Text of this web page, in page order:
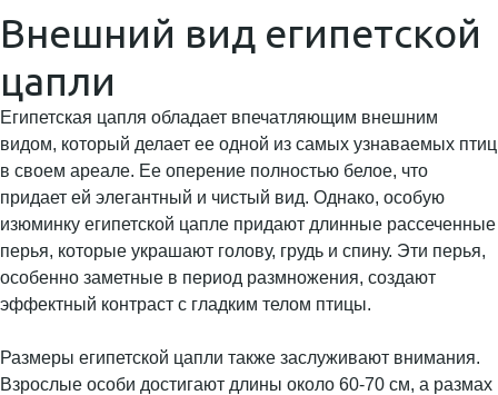
Внешний вид египетской
цапли
Египетская цапля обладает впечатляющим внешним
видом, который делает ее одной из самых узнаваемых птиц
в своем ареале. Ее оперение полностью белое, что
придает ей элегантный и чистый вид. Однако, особую
изюминку египетской цапле придают длинные рассеченные
перья, которые украшают голову, грудь и спину. Эти перья,
особенно заметные в период размножения, создают
эффектный контраст с гладким телом птицы.
Размеры египетской цапли также заслуживают внимания.
Взрослые особи достигают длины около 60-70 см, а размах